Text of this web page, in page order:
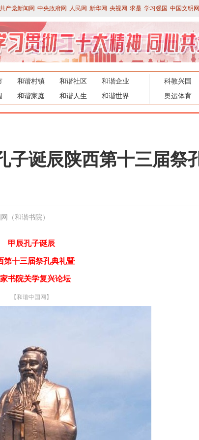
产党新闻网 中央政府网 人民网 新华网 央视网 求是 学习强国 中国文明网
和谐村镇 和谐社区
和谐企业
和谐家庭 和谐人生 和谐世界
科教兴国
奥运体育
子诞辰陕西第十三届祭
（和谐书院）
甲辰孔子诞辰
第十三届祭孔典礼暨
书院关学复兴论坛
【和谐中国网】